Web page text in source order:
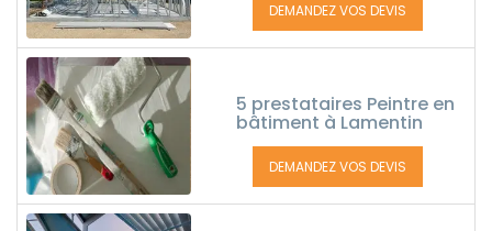
DEMANDEZ VOS DEVIS
5 prestataires Peintre en
bâtiment à Lamentin
DEMANDEZ VOS DEVIS